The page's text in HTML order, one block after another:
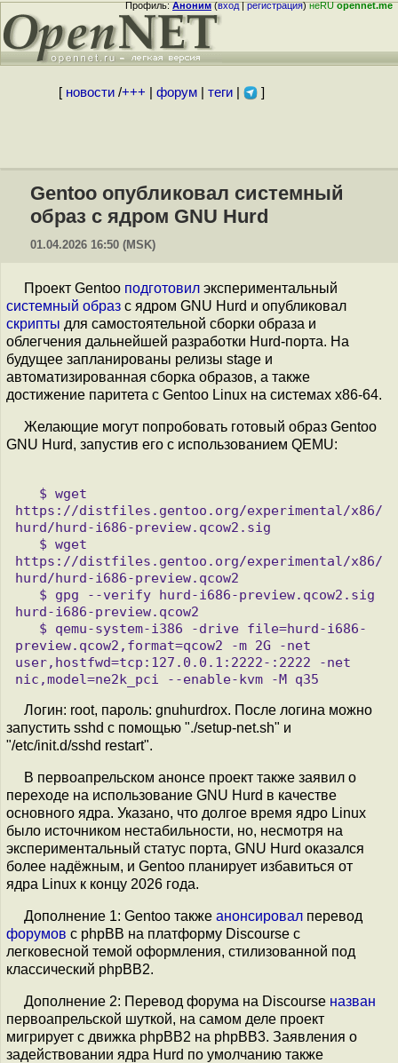
Профиль:Аноним(вход|регистрация)неRUopennet.me
[ новости/+++ форум| теги| ]
Gentoo опубликовал системный
образ с ядром GNU Hurd
01.04.2026 16:50 (MSK)
Проект Gentoo подготовил экспериментальный
системный образ с ядром GNU Hurd и опубликовал
скрипты для самостоятельной сборки образа и
облегчения дальнейшей разработки Hurd-порта. На
будущее запланированы релизы stage и
автоматизированная сборка образов, а также
достижение паритета с Gentoo Linux на системах x86-64.
Желающие могут попробовать готовый образ Gentoo
GNU Hurd, запустив его с использованием QEMU:
https://distfiles.gentoo.org/experimental/x86/
hurd/hurd-i686-preview.qcow2.sig
https://distfiles.gentoo.org/experimental/x86/
hurd/hurd-i686-preview.qcow2
hurd-i686-preview.qcow2
preview.qcow2,format=qcow2 -m 2G -net
user,hostfwd=tcp:127.0.0.1:2222-:2222 -net
Логин: root, пароль: gnuhurdrox. После логина можно
запустить sshd с помощью "./setup-net.sh" и
"/etc/init.d/sshd restart".
В первоапрельском анонсе проект также заявил о
переходе на использование GNU Hurd в качестве
основного ядра. Указано, что долгое время ядро Linux
было источником нестабильности, но, несмотря на
экспериментальный статус порта, GNU Hurd оказался
более надёжным, и Gentoo планирует избавиться от
ядра Linux к концу 2026 года.
Дополнение 1: Gentoo также анонсировал перевод
форумов c phpBB на платформу Discourse с
легковесной темой оформления, стилизованной под
классический phpBB2.
Дополнение 2: Перевод форума на Discourse назван
первоапрельской шуткой, на самом деле проект
мигрирует с движка phpBB2 на phpBB3. Заявления о
задействовании ядра Hurd по умолчанию также